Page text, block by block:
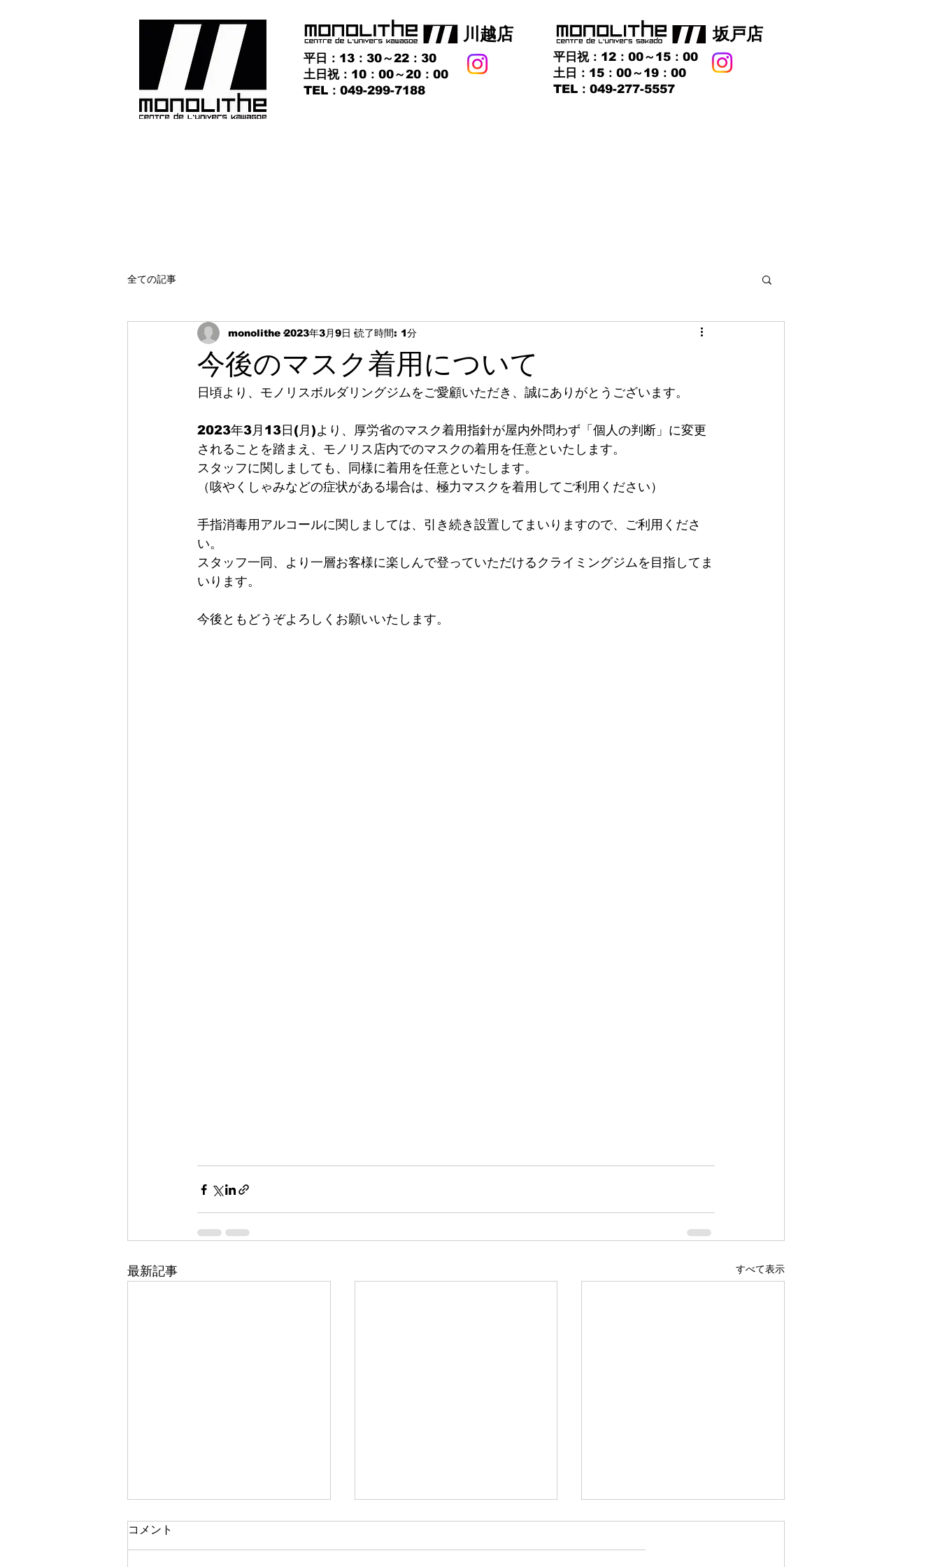
​川越店
平日：13：30～22：30
土日祝：10：00～20：00
​TEL：049-299-7188
​坂戸店
平日祝：12：00～15：00
土日：15：00～19：00
TEL：049-277-5557
全ての記事
今後のマスク着用について
monolithe 2023年3月9日 読了時間: 1分
日頃より、モノリスボルダリングジムをご愛顧いただき、誠にありがとうございます。
2023年3月13日(月)より、厚労省のマスク着用指針が屋内外問わず「個人の判断」に変更
されることを踏まえ、モノリス店内でのマスクの着用を任意といたします。
スタッフに関しましても、同様に着用を任意といたします。
（咳やくしゃみなどの症状がある場合は、極力マスクを着用してご利用ください）
手指消毒用アルコールに関しましては、引き続き設置してまいりますので、ご利用くださ
い。
スタッフ一同、より一層お客様に楽しんで登っていただけるクライミングジムを目指してま
いります。
今後ともどうぞよろしくお願いいたします。
最新記事 すべて表示
コメント